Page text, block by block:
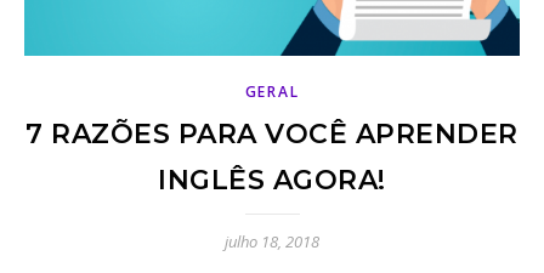
GERAL
7 RAZÕES PARA VOCÊ APRENDER
INGLÊS AGORA!
julho 18, 2018